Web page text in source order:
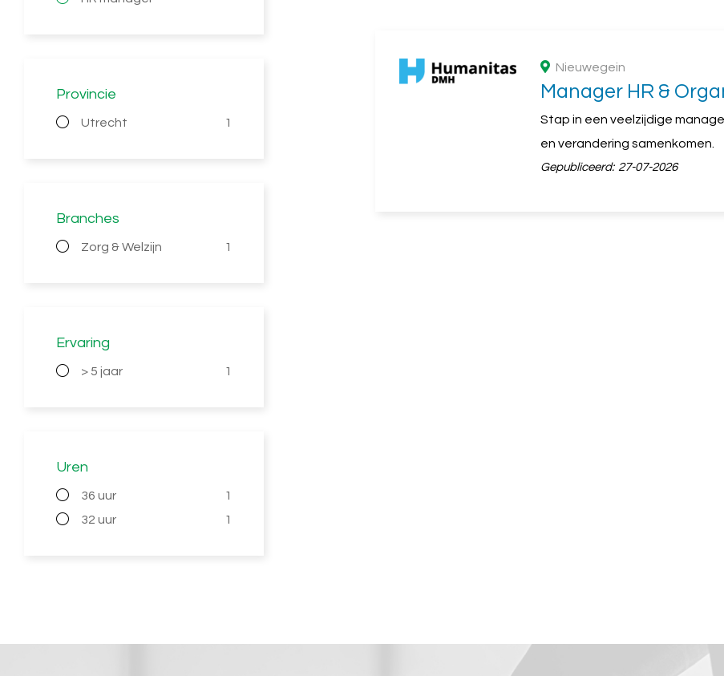
Provincie
Utrecht 1
Branches
Zorg & Welzijn 1
Ervaring
> 5 jaar 1
Uren
36 uur
1
32 uur
1
Nieuwegein
Manager HR &
Stap in een veelzijdige
en verandering samenkomen.
Gepubliceerd: 27-07-2026